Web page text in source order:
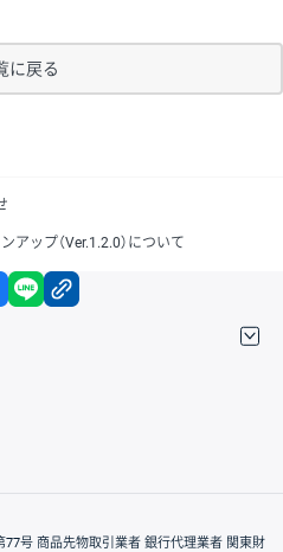
に戻る
アップ（Ver.1.2.0）について
X facebook
77号 商品先物取引業者 銀行代理業者 関東財